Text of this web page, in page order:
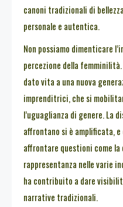
canoni tradizionali di
personale e autentica.
Non possiamo dimenticare
percezione della
dato vita a una nuova
imprenditrici, che si
l’uguaglianza di genere. La
affrontano si è amplificata,
affrontare questioni come la
rappresentanza nelle varie
ha contribuito a dare
narrative tradizionali.